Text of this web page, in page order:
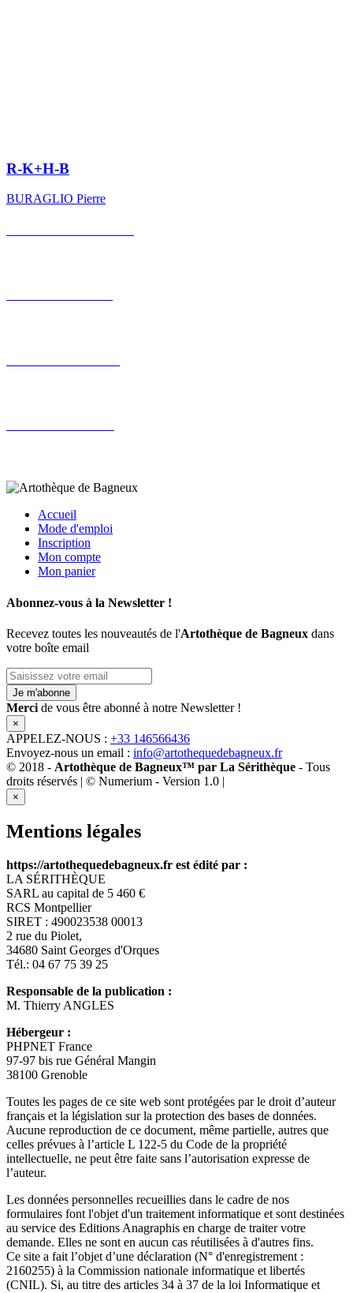
R-K+H-B
BURAGLIO Pierre
Accueil
Mode d'emploi
Inscription
Mon compte
Mon panier
Abonnez-vous à la Newsletter !
Recevez toutes les nouveautés de l'Artothèque de Bagneux dans
votre boîte email
Je m'abonne
Merci de vous être abonné à notre Newsletter !
×
APPELEZ-NOUS : +33 146566436
Envoyez-nous un email : info@artothequedebagneux.fr
© 2018 - Artothèque de Bagneux™ par La Sérithèque - Tous
droits réservés | © Numerium - Version 1.0 |
×
Mentions légales
https://artothequedebagneux.fr est édité par :
LA SÉRITHÈQUE
SARL au capital de 5 460 €
RCS Montpellier
SIRET : 490023538 00013
2 rue du Piolet,
34680 Saint Georges d'Orques
Tél.: 04 67 75 39 25
Responsable de la publication :
M. Thierry ANGLES
Hébergeur :
PHPNET France
97-97 bis rue Général Mangin
38100 Grenoble
Toutes les pages de ce site web sont protégées par le droit d’auteur
français et la législation sur la protection des bases de données.
Aucune reproduction de ce document, même partielle, autres que
celles prévues à l’article L 122-5 du Code de la propriété
intellectuelle, ne peut être faite sans l’autorisation expresse de
l’auteur.
Les données personnelles recueillies dans le cadre de nos
formulaires font l'objet d'un traitement informatique et sont destinées
au service des Editions Anagraphis en charge de traiter votre
demande. Elles ne sont en aucun cas réutilisées à d'autres fins.
Ce site a fait l’objet d’une déclaration (N° d'enregistrement :
2160255) à la Commission nationale informatique et libertés
(CNIL). Si, au titre des articles 34 à 37 de la loi Informatique et